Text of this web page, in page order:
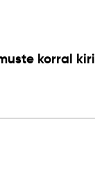
korral kiri